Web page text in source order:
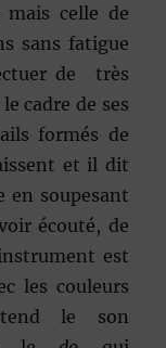
mais celle de
sans fatigue
de très
cadre de ses
formés de
et il dit
en soupesant
écouté, de
est
les couleurs
le son